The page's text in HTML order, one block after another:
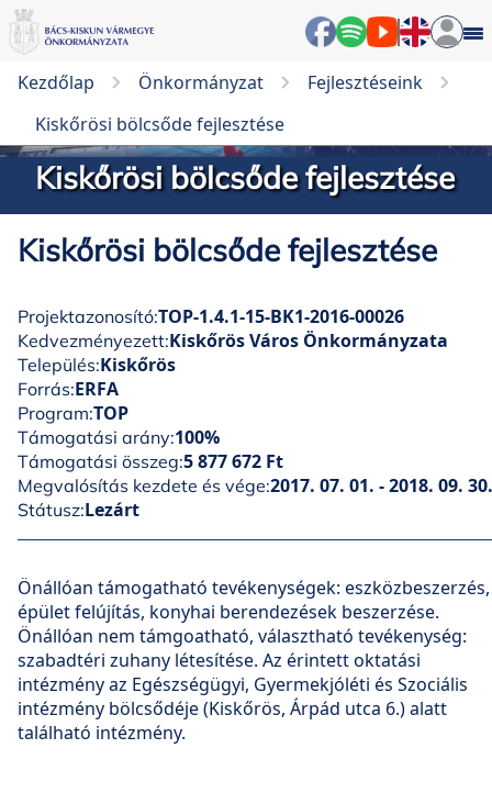
Kezdőlap Önkormányzat
Fejlesztéseink
Kiskőrösi bölcsőde fejlesztése
Kiskőrösi bölcsőde fejlesztése
Kiskőrösi bölcsőde fejlesztése
Projektazonosító:TOP-1.4.1-15-BK1-2016-00026
Kedvezményezett:Kiskőrös Város Önkormányzata
Település:Kiskőrös
Forrás:ERFA
Program:TOP
Támogatási arány:100%
Támogatási összeg:5 877 672 Ft
Megvalósítás kezdete és vége:2017. 07. 01. - 2018. 09. 30.
Státusz:Lezárt
Önállóan támogatható tevékenységek: eszközbeszerzés,
épület felújítás, konyhai berendezések beszerzése.
Önállóan nem támgoatható, választható tevékenység:
szabadtéri zuhany létesítése. Az érintett oktatási
intézmény az Egészségügyi, Gyermekjóléti és Szociális
intézmény bölcsődéje (Kiskőrös, Árpád utca 6.) alatt
található intézmény.